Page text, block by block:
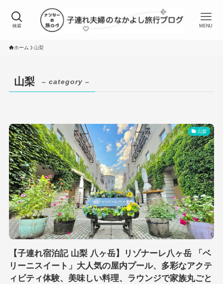
検索 MENU
ホーム 山梨
山梨 – category –
山梨
【子連れ宿泊記 山梨 八ヶ岳】リゾナーレ八ヶ岳 「ベ
リーニスイート」大人気の屋内プール、多彩なアクテ
ィビティ体験、美味しい料理、ラウンジで家族丸ごと